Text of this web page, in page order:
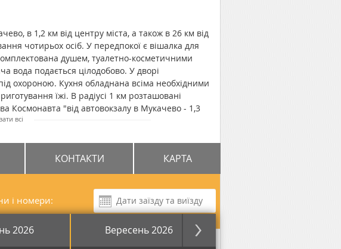
в 1,2 км від центру міста, а також в 26 км від
чотирьох осіб. У передпокої є вішалка для
душем, туалетно-косметичними
вода подається цілодобово. У дворі
охороною. Кухня обладнана всіма необхідними
їжі. В радіусі 1 км розташовані
Космонавта "від автовокзалу в Мукачево - 1,3
в Ужгороді - 43,3 км.
всі
КОНТАКТИ КАРТА
і номери:
2026 Вересень 2026